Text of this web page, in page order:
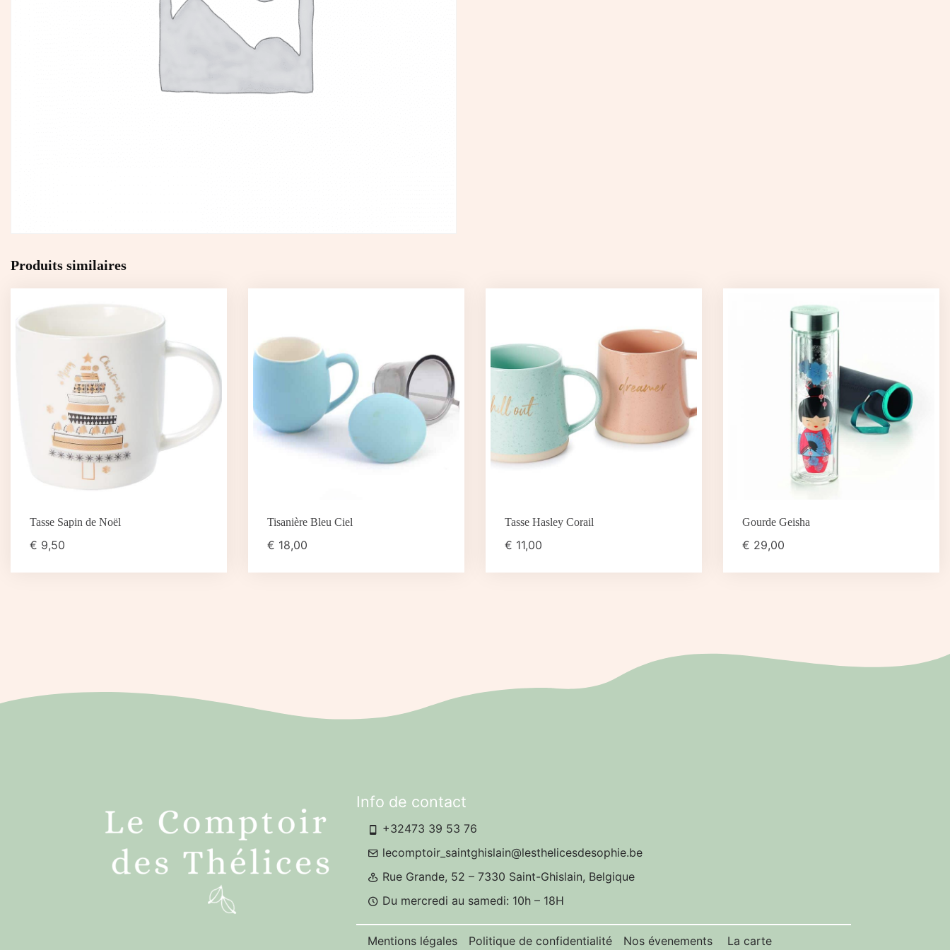
Produits similaires
Tasse Sapin de Noël
€ 9,50
Tisanière Bleu Ciel
€ 18,00
Tasse Hasley Corail
€ 11,00
Gourde Geisha
€ 29,00
Info de contact
+32473 39 53 76
lecomptoir_saintghislain@lesthelicesdesophie.be
Rue Grande, 52 – 7330 Saint-Ghislain, Belgique
Du mercredi au samedi: 10h – 18H
Mentions légales Politique de confidentialité Nos évenements La carte